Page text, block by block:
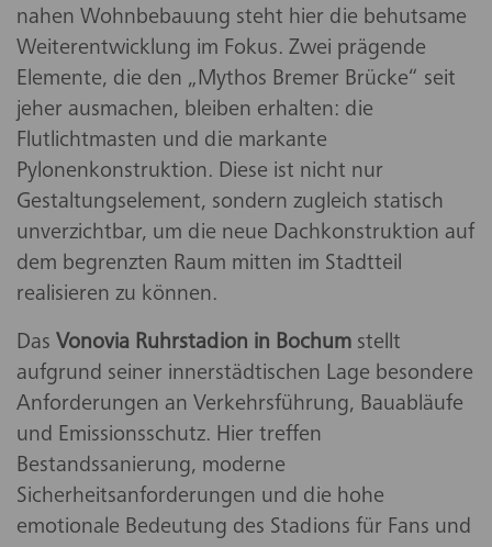
nahen Wohnbebauung steht hier die behutsame
Weiterentwicklung im Fokus. Zwei prägende
Elemente, die den „Mythos Bremer Brücke“ seit
jeher ausmachen, bleiben erhalten: die
Flutlichtmasten und die markante
Pylonenkonstruktion. Diese ist nicht nur
Gestaltungselement, sondern zugleich statisch
unverzichtbar, um die neue Dachkonstruktion auf
dem begrenzten Raum mitten im Stadtteil
realisieren zu können.
Das Vonovia Ruhrstadion in Bochum stellt
aufgrund seiner innerstädtischen Lage besondere
Anforderungen an Verkehrsführung, Bauabläufe
und Emissionsschutz. Hier treffen
Bestandssanierung, moderne
Sicherheitsanforderungen und die hohe
emotionale Bedeutung des Stadions für Fans und